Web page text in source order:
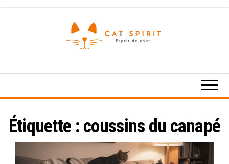
chat
Étiquette : coussins du canapé